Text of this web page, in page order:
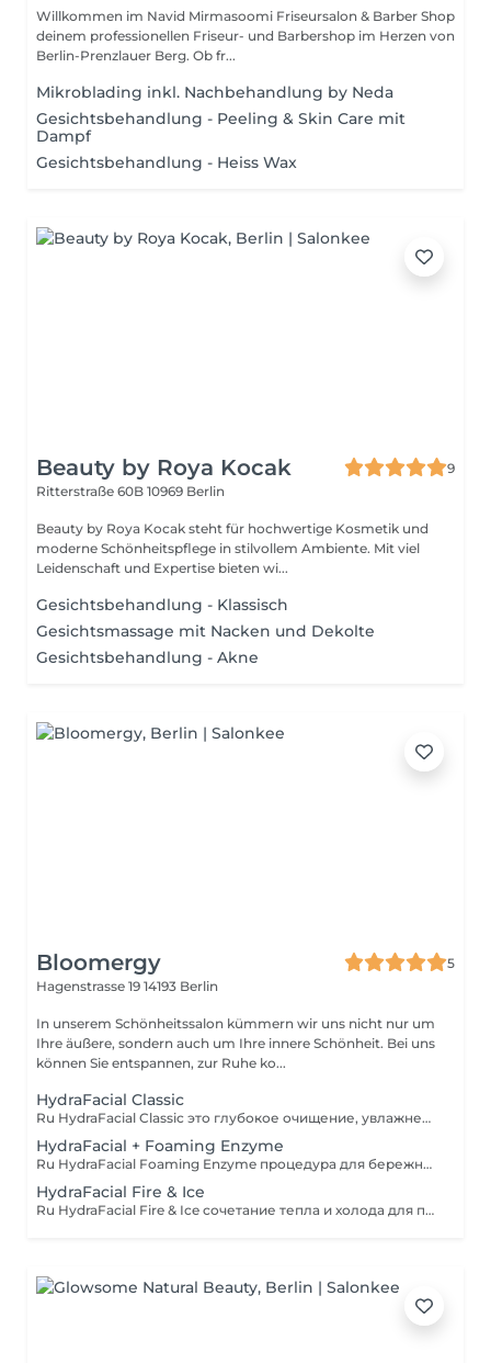
Willkommen im Navid Mirmasoomi Friseursalon & Barber Shop
deinem professionellen Friseur- und Barbershop im Herzen von
Berlin-Prenzlauer Berg. Ob fr...
Mikroblading inkl. Nachbehandlung by Neda
Gesichtsbehandlung - Peeling & Skin Care mit
Dampf
Gesichtsbehandlung - Heiss Wax
Beauty by Roya Kocak
9
Ritterstraße 60B 10969 Berlin
Beauty by Roya Kocak steht für hochwertige Kosmetik und
moderne Schönheitspflege in stilvollem Ambiente. Mit viel
Leidenschaft und Expertise bieten wi...
Gesichtsbehandlung - Klassisch
Gesichtsmassage mit Nacken und Dekolte
Gesichtsbehandlung - Akne
Bloomergy
5
Hagenstrasse 19 14193 Berlin
In unserem Schönheitssalon kümmern wir uns nicht nur um
Ihre äußere, sondern auch um Ihre innere Schönheit. Bei uns
können Sie entspannen, zur Ruhe ko...
HydraFacial Classic
Ru HydraFacial Classic это глубокое очищение, увлажнение и сияние кожи в одной процедуре. Подходит для любого типа кожи и instantly придаёт свежесть и гладкость. DE HydraFacial Classic eine intensive Gesichtsbehandlung für porentiefe Reinigung, Feuchtigkeit und strahlende Haut. Ideal für jeden Hauttyp und sorgt sofort für ein frisches, glattes Hautgefühl. EN HydraFacial Classic a deep-cleansing, hydrating, and brightening facial treatment suitable for all skin types. Instantly leaves your skin fresh, smooth, and glowing.
HydraFacial + Foaming Enzyme
Ru HydraFacial Foaming Enzyme процедура для бережного, но глубокого очищения кожи. Пенная энзимная формула мягко удаляет загрязнения и ороговевшие клетки, улучшает текстуру кожи и придаёт мгновенное сияние и свежесть. DE HydraFacial Foaming Enzyme eine Behandlung für sanfte, aber gründliche Hautreinigung. Die schäumende Enzymformel entfernt sanft Unreinheiten und abgestorbene Hautzellen, verbessert die Hautstruktur und verleiht sofortige Strahlkraft und Frische. EN HydraFacial Foaming Enzyme a treatment for gentle yet deep skin cleansing. The foaming enzyme formula softly removes impurities and dead skin cells, improves skin texture, and delivers instant radiance and freshness.
HydraFacial Fire & Ice
Ru HydraFacial Fire & Ice сочетание тепла и холода для пробуждения кожи. Тёплая фаза раскрывает поры и стимулирует кровообращение, а холодная успокаивает и придаёт упругость. Кожа становится гладкой, свежей и сияющей. DE HydraFacial Fire & Ice die perfekte Kombination aus Wärme und Kälte, um die Haut zu revitalisieren. Die warme Phase öffnet die Poren und fördert die Durchblutung, während die kühle Phase beruhigt und strafft. Das Ergebnis: glatte, frische und strahlende Haut. EN HydraFacial Fire & Ice the perfect balance of warmth and coolness to awaken your skin. The warm phase opens pores and boosts circulation, while the cool phase soothes and firms. The result: smooth, refreshed, and radiant skin.